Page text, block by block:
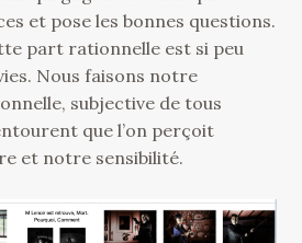
et pose les bonnes questions.
part rationnelle est si peu
Nous faisons notre
subjective de tous
que l’on perçoit
et notre sensibilité.